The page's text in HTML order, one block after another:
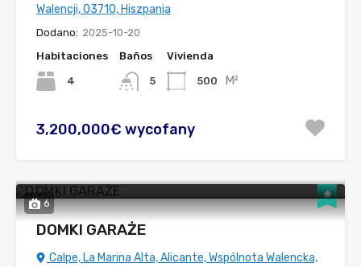
Walencji, 03710, Hiszpania
Dodano: 2025-10-20
Habitaciones
4
Baños
5
Vivienda
500 M²
3,200,000€ wycofany
6
DOMKI GARAŻE
Calpe, La Marina Alta, Alicante, Wspólnota Walencka,